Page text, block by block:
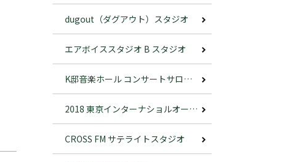
dugout（ダグアウト）スタジオ
エアボイススタジオ B スタジオ
K邸音楽ホール コンサートサロンALKAS
2018 東京インターナショルオーディオショー
CROSS FM サテライトスタジオ